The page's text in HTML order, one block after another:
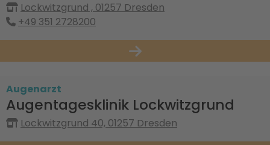
Lockwitzgrund , 01257 Dresden
+49 351 2728200
Augenarzt
Augentagesklinik Lockwitzgrund
Lockwitzgrund 40, 01257 Dresden